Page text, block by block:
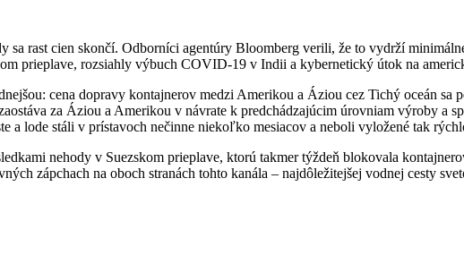
sa rast cien skončí. Odborníci agentúry Bloomberg verili, že to vydrží
prieplave, rozsiahly výbuch COVID-19 v Indii a kybernetický útok na
cena dopravy kontajnerov medzi Amerikou a Áziou cez Tichý oceán sa
za Áziou a Amerikou v návrate k predchádzajúcim úrovniam výroby a
a lode stáli v prístavoch nečinne niekoľko mesiacov a neboli vyložené tak
nehody v Suezskom prieplave, ktorú takmer týždeň blokovala
zápchach na oboch stranách tohto kanála – najdôležitejšej vodnej cesty